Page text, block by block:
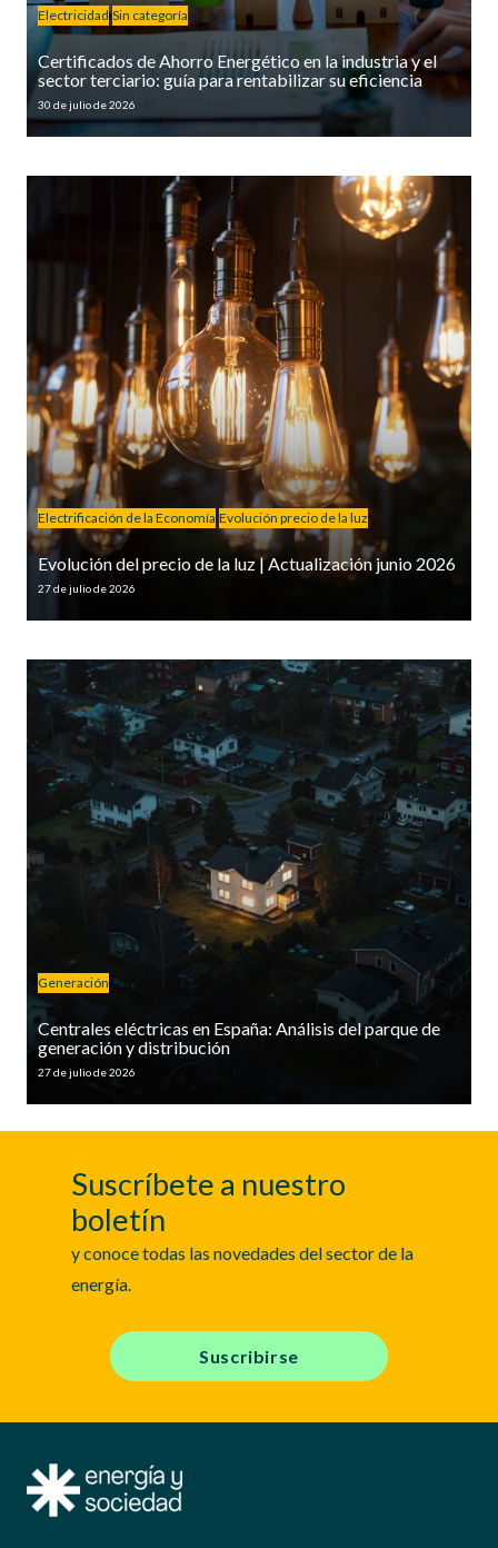
Electricidad Sin categoría
Certificados de Ahorro Energético en la industria y el
sector terciario: guía para rentabilizar su eficiencia
30 de julio de 2026
Electrificación de la Economía Evolución precio de la luz
Evolución del precio de la luz | Actualización junio 2026
27 de julio de 2026
Generación
Centrales eléctricas en España: Análisis del parque de
generación y distribución
27 de julio de 2026
Suscríbete a nuestro
boletín
y conoce todas las novedades del sector de la
energía.
Suscribirse